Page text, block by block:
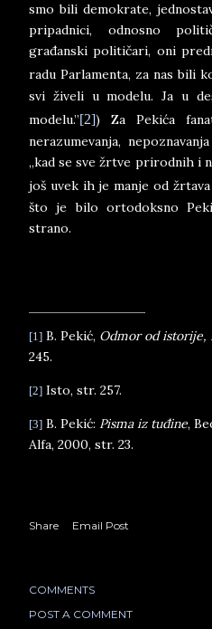
smo bili demokrate,
pripadnici, odnosno
građanski političari, oni
radu Parlamenta, za nas bili
svi živeli u modelu. Ja u
modelu.”[2]) Za Pekića
nerazumevanja,
„kad se sve žrtve prirodnih i
još uvek ih je manje od žrtava
što je bilo ortodoksno
strano.
[1] B. Pekić, Odmor od istorije,
245.
[2] Isto, str. 257.
[3] B. Pekić: Pisma iz tuđine,
Alfa, 2000, str. 23.
Share Email Post
COMMENTS
POST A COMMENT